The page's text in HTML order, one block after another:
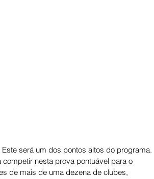
será um dos pontos altos do programa.
nesta prova pontuável para o
de mais de uma dezena de clubes,